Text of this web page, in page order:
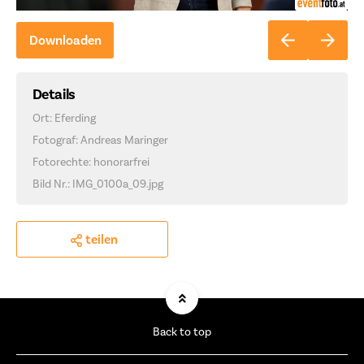
Downloaden
Details
Ort: Eferding
Fotograf: Andreas Maringer
Fotorechte: honorarfrei
Bild Nr.: IMG_0100a_09.jpg
teilen
Back to top